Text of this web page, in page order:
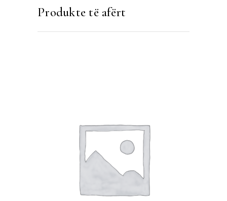
Produkte të afërt
SHTOJE NË SHPORTË